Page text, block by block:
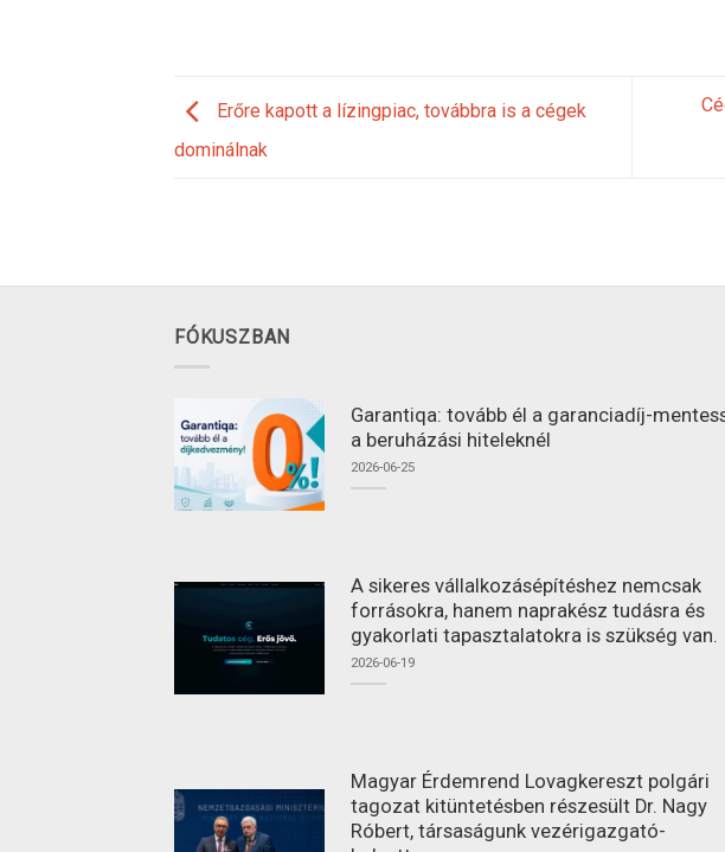
Erőre kapott a lízingpiac, továbbra is a cégek
dominálnak
FÓKUSZBAN
Garantiqa: tovább él a garanciadíj-
a beruházási hiteleknél
2026-06-25
A sikeres vállalkozásépítéshez nemcsak
forrásokra, hanem naprakész tudásra és
gyakorlati tapasztalatokra is szükség van.
2026-06-19
Magyar Érdemrend Lovagkereszt polgári
tagozat kitüntetésben részesült Dr. Nagy
Róbert, társaságunk vezérigazgató-